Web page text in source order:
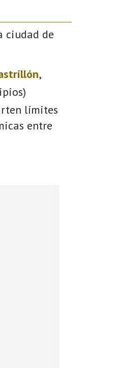
ciudad de
,
límites
entre